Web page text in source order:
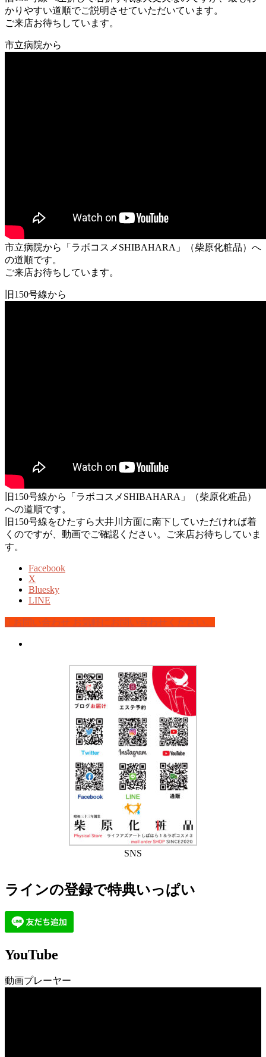
かりやすい道順でご説明させていただいています。
ご来店お待ちしています。
市立病院から
市立病院から「ラボコスメSHIBAHARA」（柴原化粧品）へ
の道順です。
ご来店お待ちしています。
旧150号線から
旧150号線から「ラボコスメSHIBAHARA」（柴原化粧品）
への道順です。
旧150号線をひたすら大井川方面に南下していただければ着
くのですが、動画でご確認ください。ご来店お待ちしていま
す。
Facebook
X
Bluesky
LINE
お問い合わせ お気軽にお問い合わせください。
SNS
ラインの登録で特典いっぱい
YouTube
動画プレーヤー